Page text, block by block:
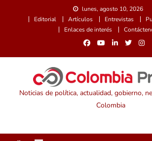
lunes, agosto 10, 2026
Editorial
Artículos Entrevistas
Enlaces de interés
Noticias de política, actualidad, gobierno,
Colombia